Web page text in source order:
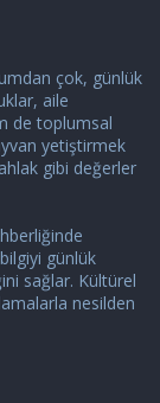
çok, günlük
aile
de toplumsal
yetiştirmek
gibi değerler
bilgiyi günlük
sağlar. Kültürel
nesilden